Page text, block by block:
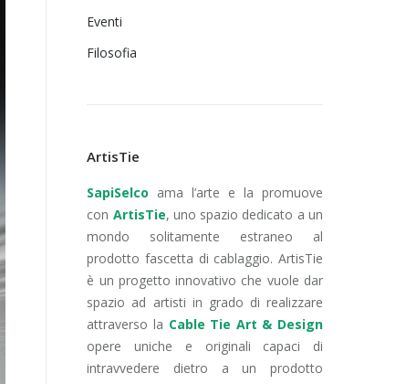
Eventi
Filosofia
ArtisTie
SapiSelco ama l’arte e la promuove
con ArtisTie, uno spazio dedicato a un
mondo solitamente estraneo al
prodotto fascetta di cablaggio. ArtisTie
è un progetto innovativo che vuole dar
spazio ad artisti in grado di realizzare
attraverso la Cable Tie Art & Design
opere uniche e originali capaci di
intravvedere dietro a un prodotto